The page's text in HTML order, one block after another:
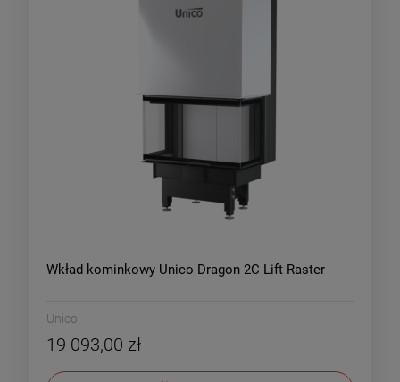
Wkład kominkowy Unico Dragon 2C Lift Raster
Unico
19 093,00 zł